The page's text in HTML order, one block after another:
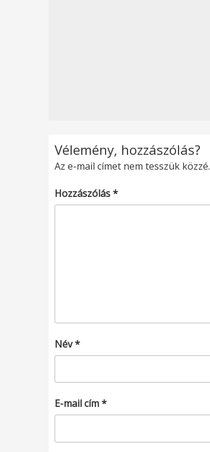
Vélemény, hozzászólás?
Az e-mail címet nem tesszük közzé.
Hozzászólás*
Név*
E-mail cím*